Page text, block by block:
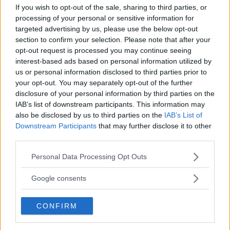
If you wish to opt-out of the sale, sharing to third parties, or
processing of your personal or sensitive information for
targeted advertising by us, please use the below opt-out
section to confirm your selection. Please note that after your
opt-out request is processed you may continue seeing
interest-based ads based on personal information utilized by
us or personal information disclosed to third parties prior to
your opt-out. You may separately opt-out of the further
disclosure of your personal information by third parties on the
IAB’s list of downstream participants. This information may
also be disclosed by us to third parties on the IAB’s List of
Downstream Participants that may further disclose it to other
Please note that this website/app uses one or more Google
not limited to your visit or usage behaviour. You may click to
use your data for below specified purposes in below Google
consent section.
Personal Data Processing Opt Outs
Google consents
CONFIRM
motsatsen. Glykol är inte bra att ha i smörjsystemet. Det
behövs inte stora läckor för att dessa läckage ska uppstå,
det kan räcka med en por i gjutgodset.
I ditt fall verkar det mest sannolika vara att toppen inte
planslipades ordentligt vid reparationen 2007. Vid
överhettningen har denna troligtvis slagit sig en smula och
det räcker för att läckage ska uppstå.
Det finns kemiska produkter som kan vara användbara i
dessa sammanhang då en toppreparation är en dyr
historia och knappast motiverat på en 27 år gammal bil.
Bengt Dieden, Vi Bilägare